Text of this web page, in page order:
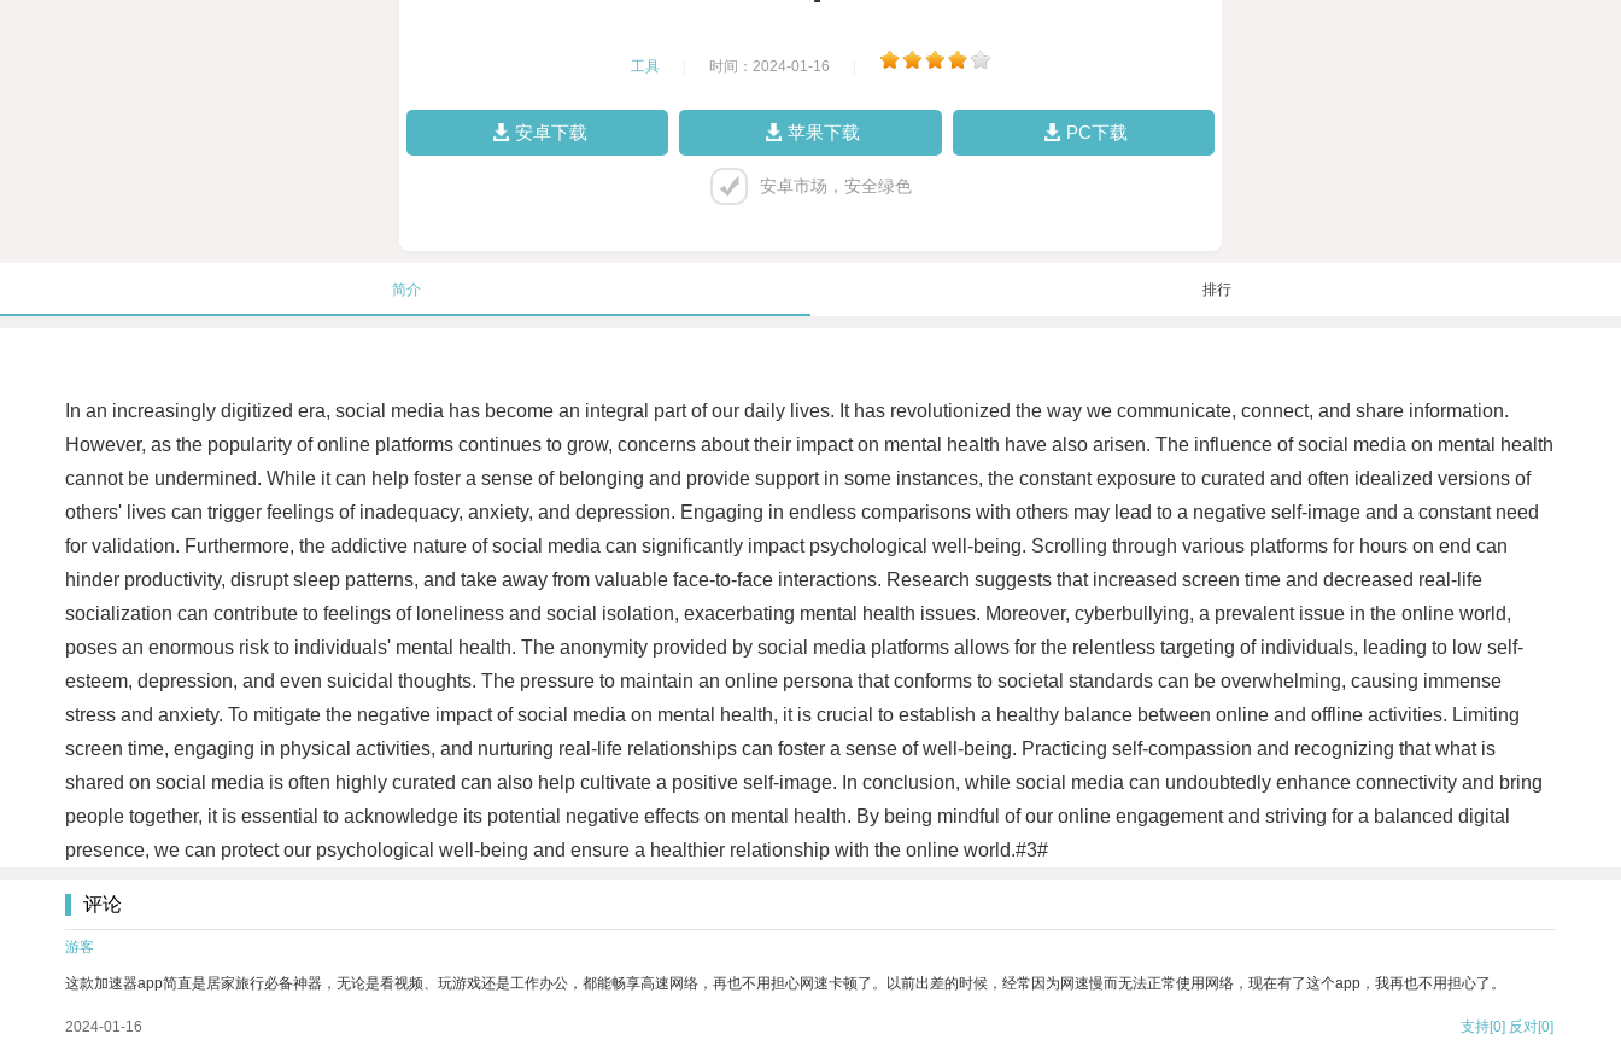
工具 时间：2024-01-16
安卓下载 苹果下载 PC下载
安卓市场，安全绿色
简介 排行
In an increasingly digitized era, social media has become an integral part of our daily lives. It has revolutionized the way we communicate, connect, and share information.
However, as the popularity of online platforms continues to grow, concerns about their impact on mental health have also arisen. The influence of social media on mental health
cannot be undermined. While it can help foster a sense of belonging and provide support in some instances, the constant exposure to curated and often idealized versions of
others' lives can trigger feelings of inadequacy, anxiety, and depression. Engaging in endless comparisons with others may lead to a negative self-image and a constant need
for validation. Furthermore, the addictive nature of social media can significantly impact psychological well-being. Scrolling through various platforms for hours on end can
hinder productivity, disrupt sleep patterns, and take away from valuable face-to-face interactions. Research suggests that increased screen time and decreased real-life
socialization can contribute to feelings of loneliness and social isolation, exacerbating mental health issues. Moreover, cyberbullying, a prevalent issue in the online world,
poses an enormous risk to individuals' mental health. The anonymity provided by social media platforms allows for the relentless targeting of individuals, leading to low self-
esteem, depression, and even suicidal thoughts. The pressure to maintain an online persona that conforms to societal standards can be overwhelming, causing immense
stress and anxiety. To mitigate the negative impact of social media on mental health, it is crucial to establish a healthy balance between online and offline activities. Limiting
screen time, engaging in physical activities, and nurturing real-life relationships can foster a sense of well-being. Practicing self-compassion and recognizing that what is
shared on social media is often highly curated can also help cultivate a positive self-image. In conclusion, while social media can undoubtedly enhance connectivity and bring
people together, it is essential to acknowledge its potential negative effects on mental health. By being mindful of our online engagement and striving for a balanced digital
presence, we can protect our psychological well-being and ensure a healthier relationship with the online world.#3#
评论
游客
这款加速器app简直是居家旅行必备神器，无论是看视频、玩游戏还是工作办公，都能畅享高速网络，再也不用担心网速卡顿了。以前出差的时候，经常因为网速慢而无法正常使用网络，现在有了这个app，我再也不用担心了。
2024-01-16 支持[0] 反对[0]